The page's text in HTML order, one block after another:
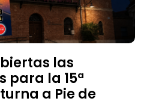
las
para la 15ª
a Pie de